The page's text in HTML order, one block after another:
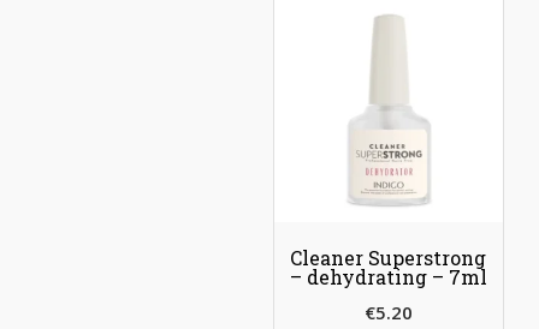
Cleaner Superstrong
– dehydrating – 7ml
€5.20